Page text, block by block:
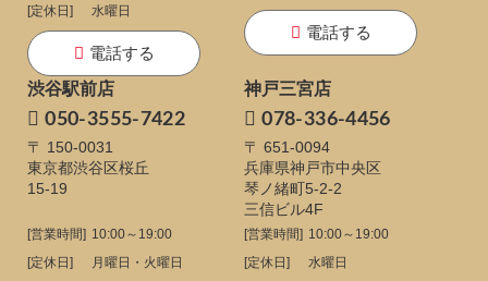
[定休日]
水曜日
電話する
電話する
渋谷駅前店
050-3555-7422
〒 150-0031
東京都渋谷区桜丘
15-19
[営業時間] 10:00～19:00
[定休日]
月曜日・火曜日
神戸三宮店
078-336-4456
〒 651-0094
兵庫県神戸市中央区
琴ノ緒町5-2-2
三信ビル4F
[営業時間] 10:00～19:00
[定休日]
水曜日